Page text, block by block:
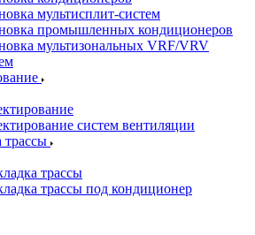
мультисплит-систем
промышленных кондиционеров
мультизональных VRF/VRV
систем вентиляции
трассы
трассы
трассы под кондиционер